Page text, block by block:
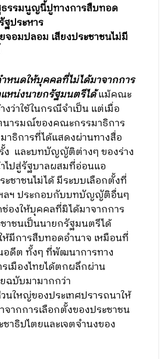
รรมนูญนี้ปูทางการสืบทอด
ประหาร
จอมปลอม เสียงประชาชนไม่มี
หนดให้บุคคลที่ไม่ได้มาจากการ
หน่งนายกรัฐมนตรีได้แม้คณะ
งว่าใช้ในกรณีจำเป็น แต่เมื่อ
นารมณ์ของคณะกรรมาธิการ
าธิการที่ได้แสดงผ่านทางสื่อ
ง และบทบัญญัติต่างๆ ของร่าง
ไปสู่รัฐบาลผสมที่อ่อนแอ
ะชาชนไม่ได้ มีระบบเลือกตั้งที่
ลฯ ประกอบกับบทบัญญัติอื่นๆ
องให้บุคคลที่มิได้มาจากการ
าชนเป็นนายกรัฐมนตรีได้
ห้มีการสืบทอดอำนาจ เหมือนที่
อดีต ทั้งๆ ที่พัฒนาการทาง
เมืองไทยได้ตกผลึกผ่าน
ฉบับมามากกว่า
นใหญ่ของประเทศปรารถนาให้
ากการเลือกตั้งของประชาชน
าธิปไตยและเจตจำนงของ